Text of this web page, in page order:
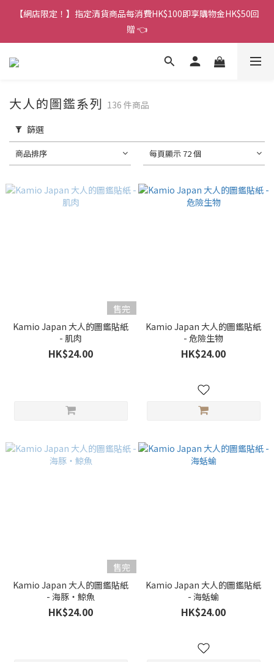
香港訂單金額滿HK$150包平郵｜滿HK$299包易寄取｜滿HK$499
包順豐／京東
【網店限定！】指定清貨商品每消費HK$100即享購物金HK$50回
贈 👈
香港訂單金額滿HK$150包平郵｜滿HK$299包易寄取｜滿HK$499
大人的圖鑑系列 136 件商品
篩選
商品排序 每頁顯示 72 個
售完
Kamio Japan 大人的圖鑑貼紙
- 肌肉
HK$24.00
Kamio Japan 大人的圖鑑貼紙
- 危險生物
HK$24.00
售完
Kamio Japan 大人的圖鑑貼紙
- 海豚・鯨魚
HK$24.00
Kamio Japan 大人的圖鑑貼紙
- 海蛞蝓
HK$24.00